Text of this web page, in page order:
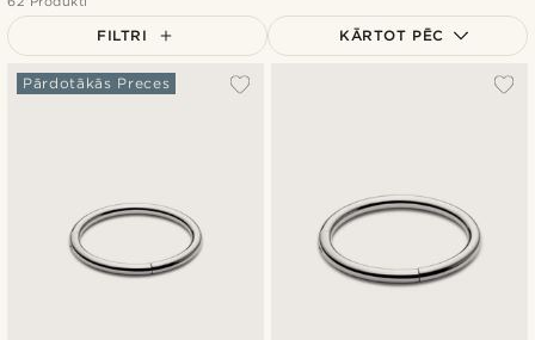
FILTRI KĀRTOT PĒC
Pārdotākās Preces